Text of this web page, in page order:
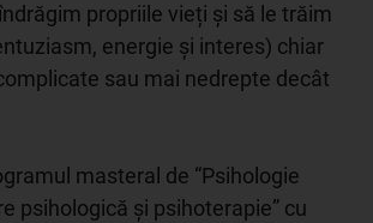
propriile vieți și să le trăim
energie și interes) chiar
sau mai nedrepte decât
masteral de “Psihologie
psihologică și psihoterapie” cu